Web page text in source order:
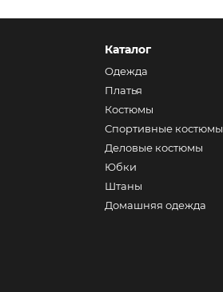
Каталог
Одежда
Платья
Костюмы
Спортивные костюмы
Деловые костюмы
Юбки
Штаны
Домашняя одежда